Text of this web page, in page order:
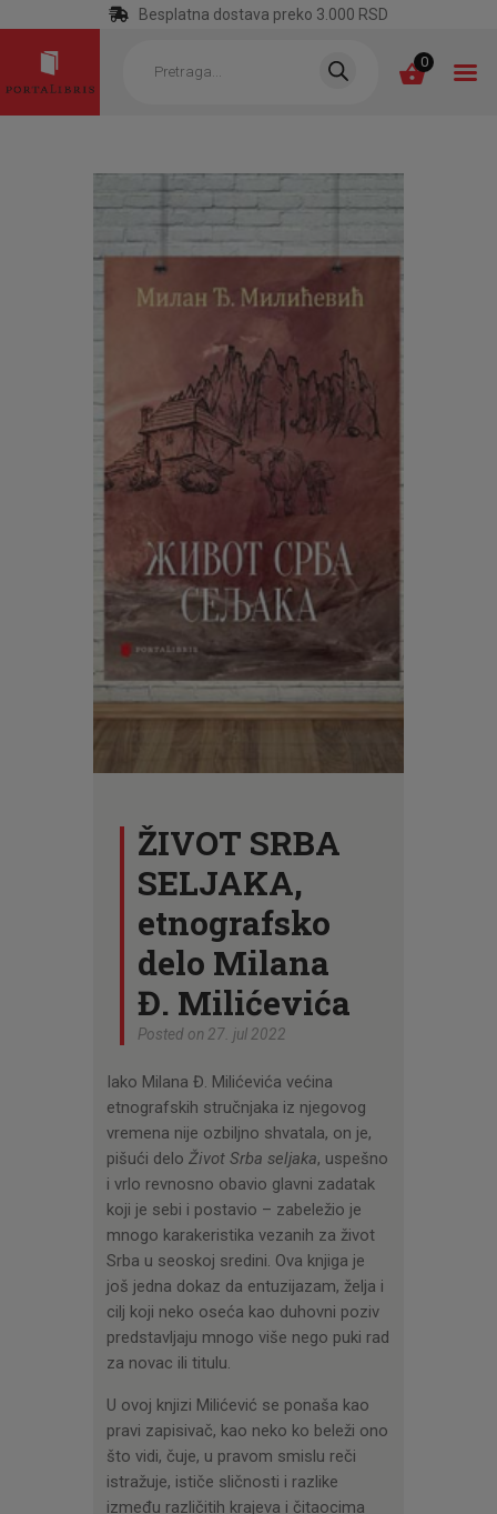
Besplatna dostava preko 3.000 RSD
search 0
POČETNA
KATEGORIJE
NAJPRODAVANIJE
NOVE KNJIGE
OTRGNUTO OD
ZABORAVA
AUTORI
AKTUELNOSTI
PISMO
ŽIVOT SRBA
SELJAKA,
etnografsko
delo Milana
Đ. Milićevića
Posted on 27. jul 2022
Iako Milana Đ. Milićevića većina
etnografskih stručnjaka iz njegovog
vremena nije ozbiljno shvatala, on je,
pišući delo Život Srba seljaka, uspešno
i vrlo revnosno obavio glavni zadatak
koji je sebi i postavio – zabeležio je
mnogo karakeristika vezanih za život
Srba u seoskoj sredini. Ova knjiga je
još jedna dokaz da entuzijazam, želja i
cilj koji neko oseća kao duhovni poziv
predstavljaju mnogo više nego puki rad
za novac ili titulu.
U ovoj knjizi Milićević se ponaša kao
pravi zapisivač, kao neko ko beleži ono
što vidi, čuje, u pravom smislu reči
istražuje, ističe sličnosti i razlike
između različitih krajeva i čitaocima